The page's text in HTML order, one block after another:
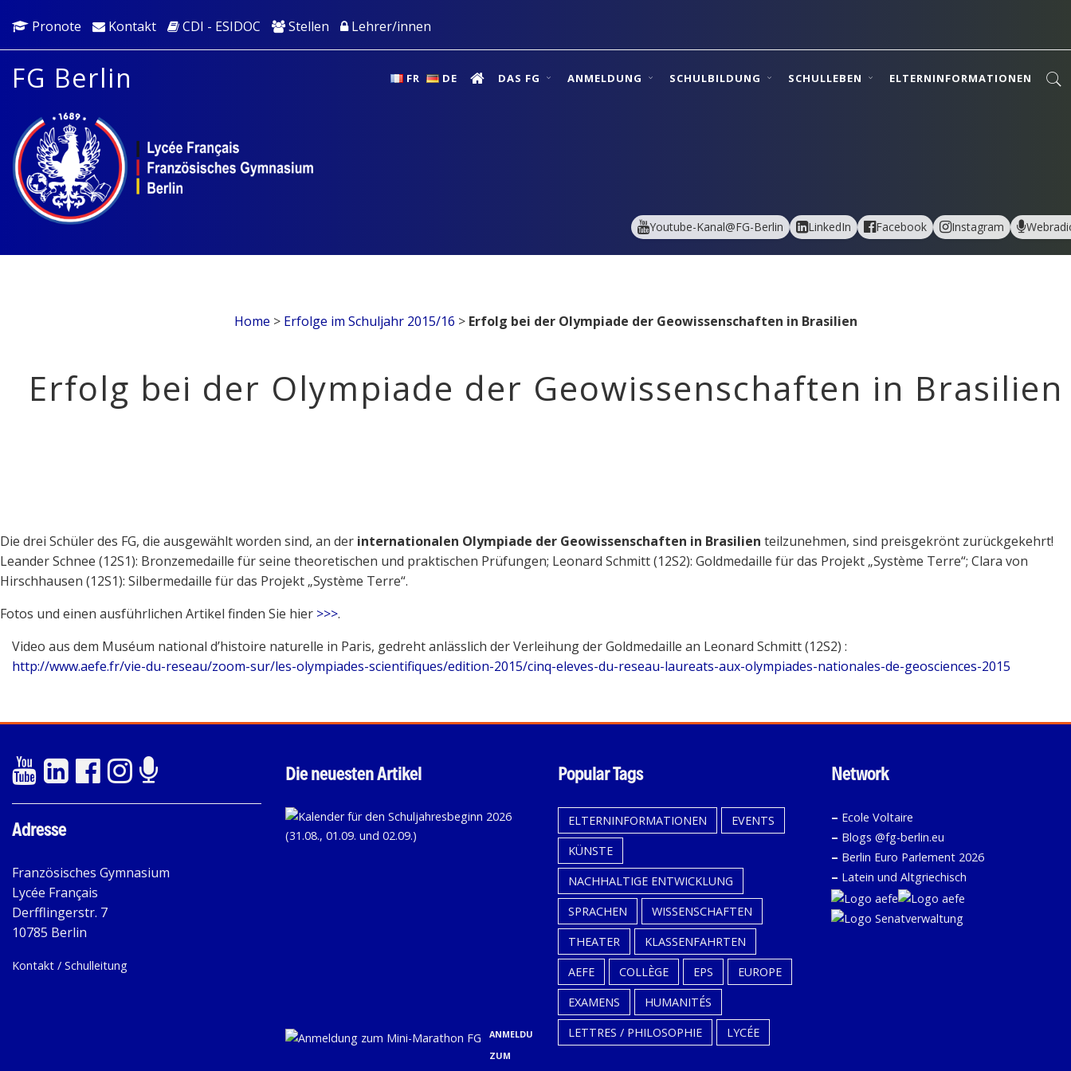
Pronote Kontakt CDI - ESIDOC Stellen Lehrer/innen
FG Berlin FR DE DAS FG ANMELDUNG SCHULBILDUNG SCHULLEBEN ELTERNINFORMATIONEN
Youtube-Kanal@FG-Berlin LinkedIn Facebook Instagram
Home > Erfolge im Schuljahr 2015/16 > Erfolg bei der Olympiade der Geowissenschaften in Brasilien
Erfolg bei der Olympiade der Geowissenschaften in Brasilien
Die drei Schüler des FG, die ausgewählt worden sind, an der internationalen Olympiade der Geowissenschaften in Brasilien teilzunehmen, sind preisgekrönt zurückgekehrt!
Leander Schnee (12S1): Bronzemedaille für seine theoretischen und praktischen Prüfungen; Leonard Schmitt (12S2): Goldmedaille für das Projekt „Système Terre“; Clara von
Hirschhausen (12S1): Silbermedaille für das Projekt „Système Terre“.
Fotos und einen ausführlichen Artikel finden Sie hier >>>.
Video aus dem Muséum national d’histoire naturelle in Paris, gedreht anlässlich der Verleihung der Goldmedaille an Leonard Schmitt (12S2) :
http://www.aefe.fr/vie-du-reseau/zoom-sur/les-olympiades-scientifiques/edition-2015/cinq-eleves-du-reseau-laureats-aux-olympiades-nationales-de-geosciences-2015
Adresse
Französisches Gymnasium
Lycée Français
Derfflingerstr. 7
10785 Berlin
Kontakt / Schulleitung
Die neuesten Artikel
KALENDER
SCHULJAHRESBEGINN
(31.08.,
02.09.)
ANMELDUNG
ZUM
Popular Tags
ELTERNINFORMATIONEN
EVENTS
KÜNSTE
NACHHALTIGE ENTWICKLUNG
SPRACHEN
WISSENSCHAFTEN
THEATER
KLASSENFAHRTEN
AEFE
COLLÈGE EPS
EUROPE
EXAMENS
HUMANITÉS
LETTRES / PHILOSOPHIE
LYCÉE
Network
– Ecole Voltaire
– Blogs @fg-berlin.eu
– Berlin Euro Parlement 2026
– Latein und Altgriechisch